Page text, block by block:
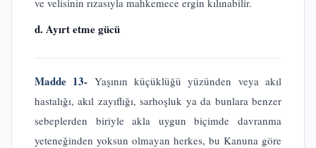
ve velisinin rızasıyla mahkemece ergin kılınabilir.
d. Ayırt etme gücü
Madde 13- Yaşının küçüklüğü yüzünden veya akıl
hastalığı, akıl zayıflığı, sarhoşluk ya da bunlara benzer
sebeplerden biriyle akla uygun biçimde davranma
yeteneğinden yoksun olmayan herkes, bu Kanuna göre